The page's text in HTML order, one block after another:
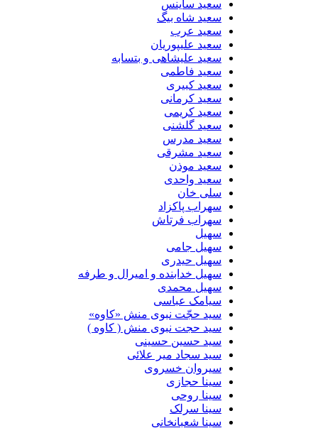
سعید ساینس
سعید شاه بیگ
سعید عرب
سعید علیپوریان
سعید علیشاهی و بتسابه
سعید فاطمی
سعید کبیری
سعید کرمانی
سعید کریمی
سعید گلشنی
سعید مدرس
سعید مشرقی
سعید موذن
سعید واحدی
سلی خان
سهراب پاکزاد
سهراب فرتاش
سهیل جامی
سهیل حیدری
سهیل خدابنده و امیرال و طرفه
سهیل محمدی
سیامک عباسی
سید حجّت نبوی منش «کاوه»
سید حجت نبوی منش ( کاوه )
سید حسین حسینى
سید سجاد میر علائی
سیروان خسروی
سینا حجازی
سینا روحی
سینا سرلک
سینا شعبانخانی